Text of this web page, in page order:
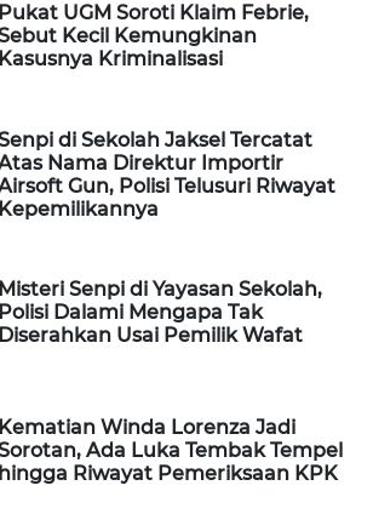
Pukat UGM Soroti Klaim Febrie,
Kecil Kemungkinan
Kasusnya Kriminalisasi
di Sekolah Jaksel Tercatat
Nama Direktur Importir
Gun, Polisi Telusuri Riwayat
Kepemilikannya
Misteri Senpi di Yayasan Sekolah,
Polisi Dalami Mengapa Tak
Diserahkan Usai Pemilik Wafat
Kematian Winda Lorenza Jadi
Ada Luka Tembak Tempel
hingga Riwayat Pemeriksaan KPK